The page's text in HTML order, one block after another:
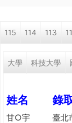
a
r
h
115 114 113
大學 科技大學
姓名 錄
甘○宇 臺北